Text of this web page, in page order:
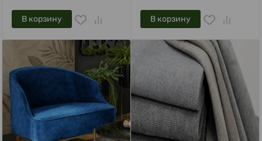
В корзину В корзину